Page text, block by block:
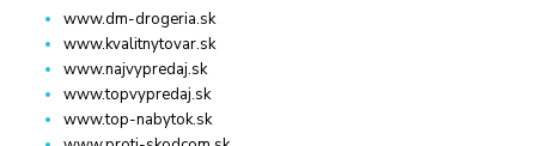
www.dm-drogeria.sk
www.kvalitnytovar.sk
www.najvypredaj.sk
www.topvypredaj.sk
www.top-nabytok.sk